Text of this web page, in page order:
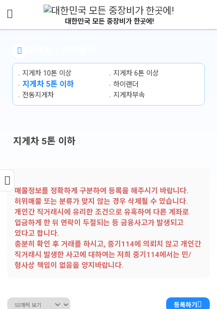
메뉴 건너뛰기
대한민국 모든 중장비가 한곳에!
지게차 10톤 이상 지게차 6톤 이상
지게차 5톤 이하
하이랜더
전동지게차
지게차부속
지게차 5톤 이하
매물정보를 정확하게 구분하여 등록을 해주시기 바랍니다.
허위매물 또는 분류가 맞지 않는 경우 삭제될 수 있습니다.
개인간 직거래시에 유리한 조건으로 유혹하여 다른 계좌로
입금하게 한 뒤 연락이 두절되는 등 금융사고가 발생되고
있다고 합니다.
충분히 확인 후 거래를 하시고, 중기114에 의뢰치 않고 개인간
직거래시 발생한 사고에 대하여는 저희 중기114에서는 민/
형사상 책임이 없음을 양지바랍니다.
등록하기